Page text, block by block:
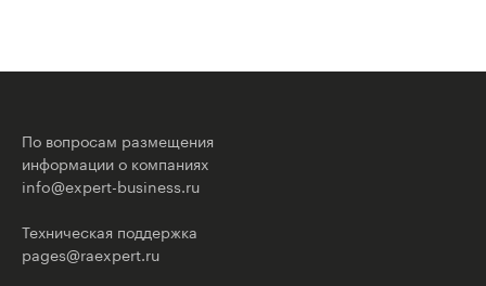
По вопросам размещения
информации о компаниях
info@expert-business.ru
Техническая поддержка
pages@raexpert.ru